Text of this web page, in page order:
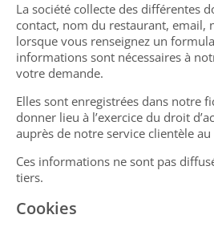
La société collecte des différentes
contact, nom du restaurant, email,
lorsque vous renseignez un
informations sont nécessaires à
votre demande.
Elles sont enregistrées dans notre
donner lieu à l’exercice du droit
auprès de notre service clientèle
Ces informations ne sont pas
tiers.
Cookies